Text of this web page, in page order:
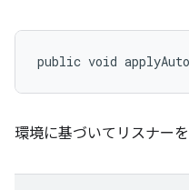
public void
環境に基づいてリスナーを